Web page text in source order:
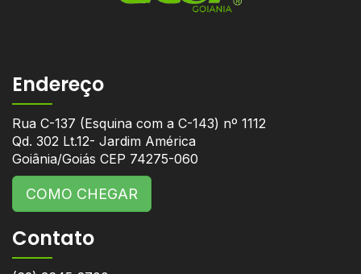
Endereço
Rua C-137 (Esquina com a C-143) nº 1112
Qd. 302 Lt.12- Jardim América
Goiânia/Goiás CEP 74275-060
COMO CHEGAR
Contato